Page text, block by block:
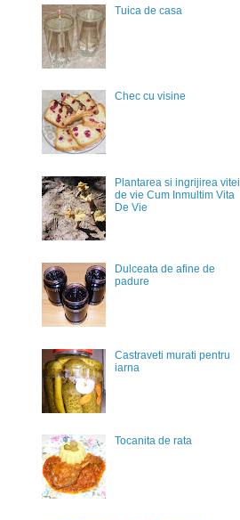
Tuica de casa
Chec cu visine
Plantarea si ingrijirea vitei
de vie Cum Inmultim Vita
De Vie
Dulceata de afine de
padure
Castraveti murati pentru
iarna
Tocanita de rata